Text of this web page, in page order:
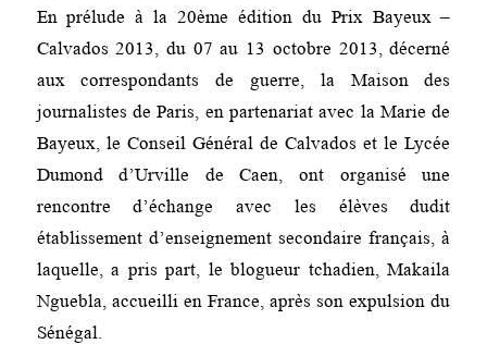
En prélude à la 20ème édition du Prix Bayeux –
Calvados 2013, du 07 au 13 octobre 2013, décerné
aux correspondants de guerre, la Maison des
journalistes de Paris, en partenariat avec la Marie de
Bayeux, le Conseil Général de Calvados et le Lycée
Dumond d’Urville de Caen, ont organisé une
rencontre d’échange avec les élèves dudit
établissement d’enseignement secondaire français, à
laquelle, a pris part, le blogueur tchadien, Makaila
Nguebla, accueilli en France, après son expulsion du
Sénégal.